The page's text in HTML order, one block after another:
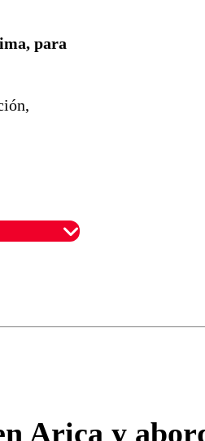
para
Arica y